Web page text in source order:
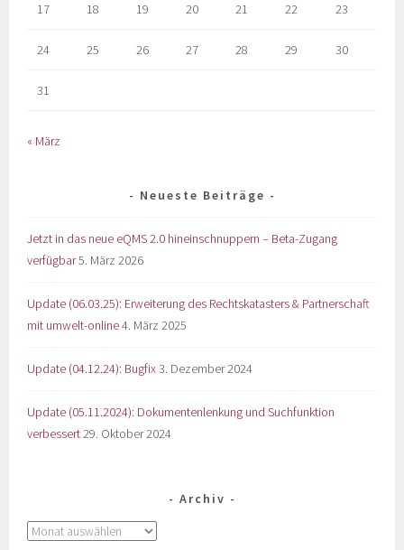
17 18 19 20 21 22 23
24 25 26 27 28 29 30
31
« März
Neueste Beiträge
Jetzt in das neue eQMS 2.0 hineinschnuppern – Beta-Zugang
verfügbar5. März 2026
Update (06.03.25): Erweiterung des Rechtskatasters & Partnerschaft
mit umwelt-online4. März 2025
Update (04.12.24): Bugfix3. Dezember 2024
Update (05.11.2024): Dokumentenlenkung und Suchfunktion
verbessert29. Oktober 2024
Archiv